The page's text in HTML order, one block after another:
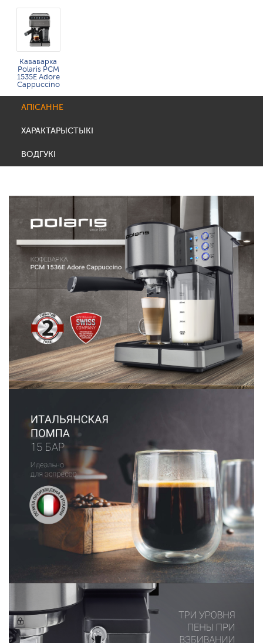
Кававарка
Polaris PCM
1535E Adore
Cappuccino
АПІСАННЕ
ХАРАКТАРЫСТЫКІ
ВОДГУКІ